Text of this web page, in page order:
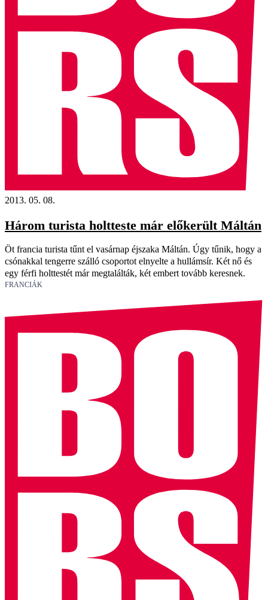
2013. 05. 08.
Három turista holtteste már előkerült Máltán
Öt francia turista tűnt el vasárnap éjszaka Máltán. Úgy tűnik, hogy a
csónakkal tengerre szálló csoportot elnyelte a hullámsír. Két nő és
egy férfi holttestét már megtalálták, két embert tovább keresnek.
FRANCIÁK